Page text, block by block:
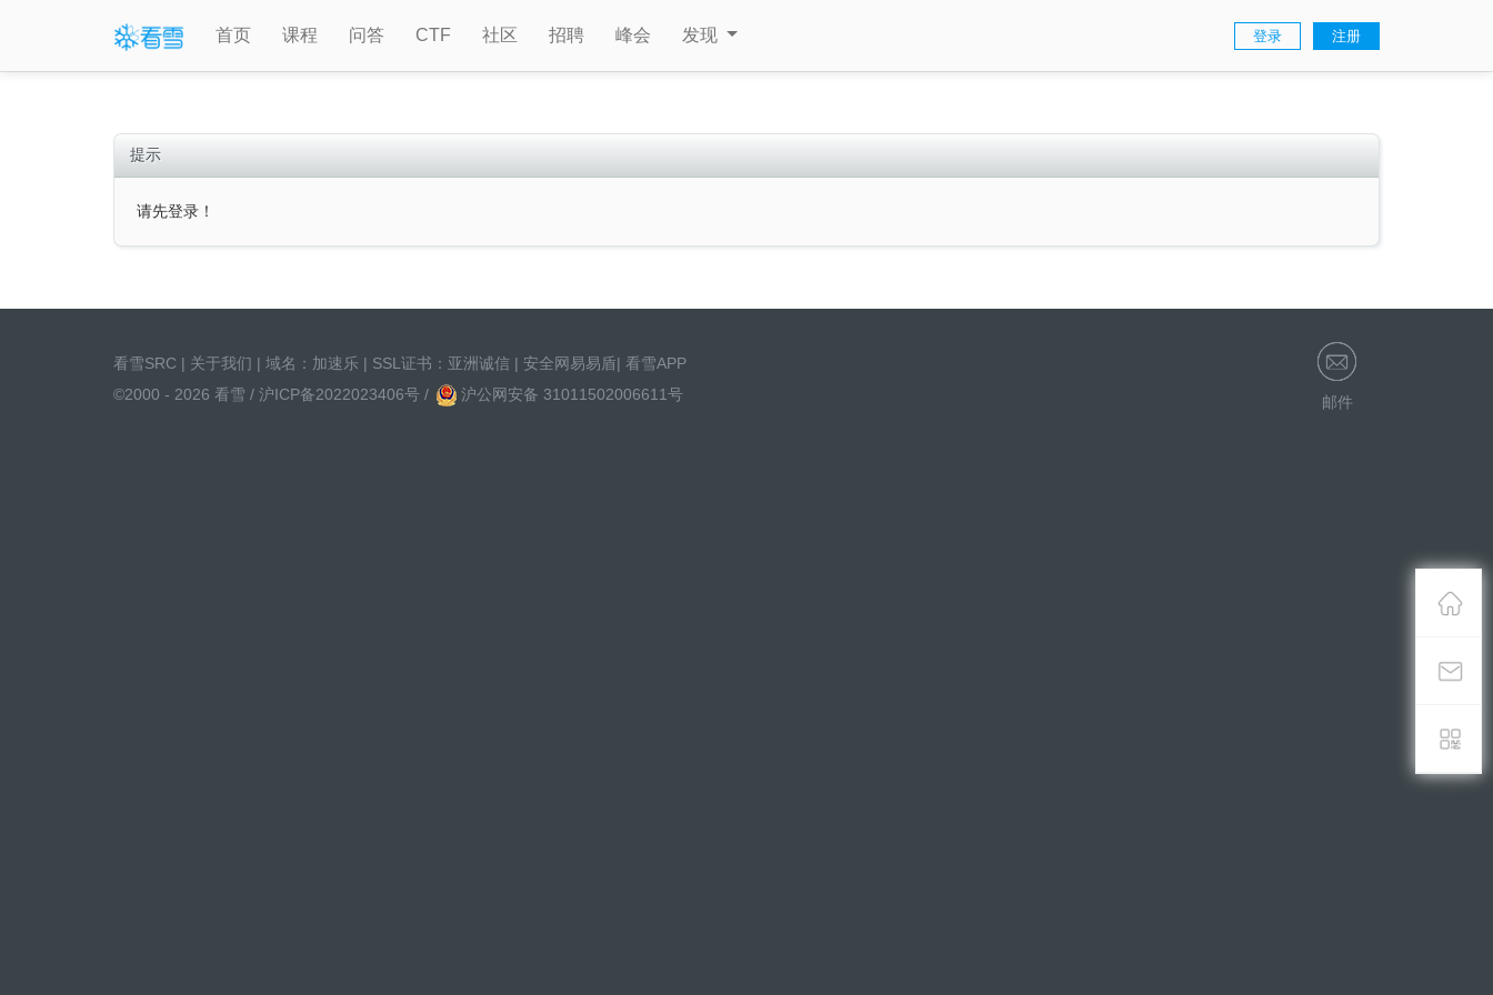
首页 课程 问答 CTF 社区 招聘 峰会 发现 登录 注册
提示
请先登录！
看雪SRC | 关于我们 | 域名： 加速乐 | SSL证书： 亚洲诚信 | 安全网易易盾| 看雪APP
©2000 - 2026 看雪 / 沪ICP备2022023406号 / 沪公网安备 31011502006611号 邮件